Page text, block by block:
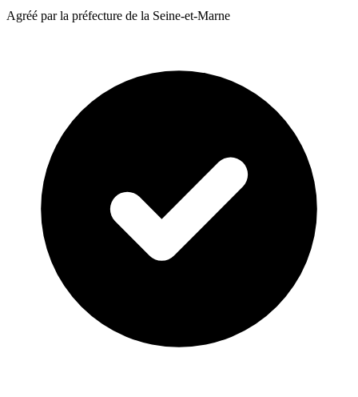
Agréé par la préfecture de la Seine-et-Marne